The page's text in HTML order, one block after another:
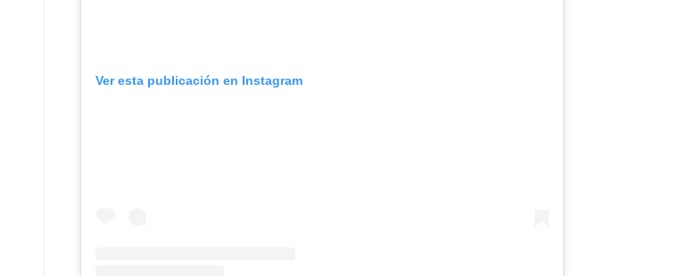
Ver esta publicación en Instagram